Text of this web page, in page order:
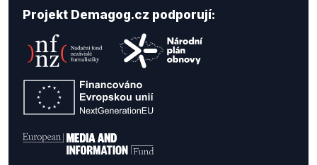
Projekt Demagog.cz podporují: